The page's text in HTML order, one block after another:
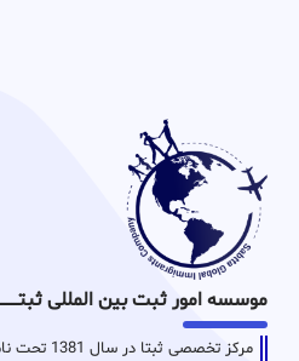
موسسه امور ثبت بین المللی
مرکز تخصصی